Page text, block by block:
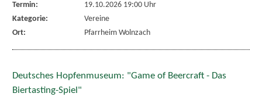
Termin:
19.10.2026 19:00 Uhr
Kategorie:
Vereine
Ort:
Pfarrheim Wolnzach
Deutsches Hopfenmuseum: "Game of Beercraft - Das
Biertasting-Spiel"